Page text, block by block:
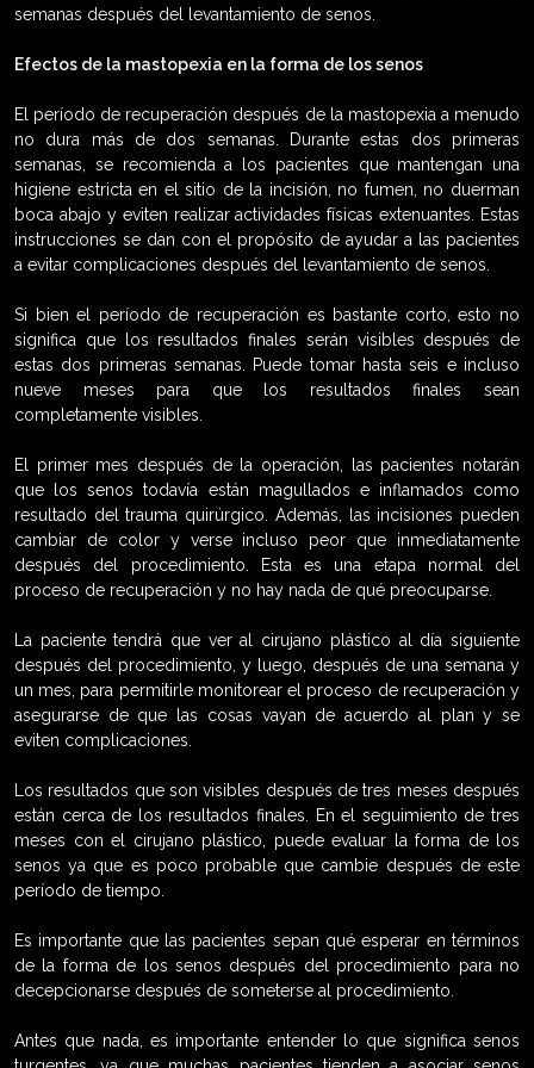
semanas después del levantamiento de senos.
Efectos de la mastopexia en la forma de los senos
El período de recuperación después de la mastopexia a menudo
no dura más de dos semanas. Durante estas dos primeras
semanas, se recomienda a los pacientes que mantengan una
higiene estricta en el sitio de la incisión, no fumen, no duerman
boca abajo y eviten realizar actividades físicas extenuantes. Estas
instrucciones se dan con el propósito de ayudar a las pacientes
a evitar complicaciones después del levantamiento de senos.
Si bien el período de recuperación es bastante corto, esto no
significa que los resultados finales serán visibles después de
estas dos primeras semanas. Puede tomar hasta seis e incluso
nueve meses para que los resultados finales sean
completamente visibles.
El primer mes después de la operación, las pacientes notarán
que los senos todavía están magullados e inflamados como
resultado del trauma quirúrgico. Además, las incisiones pueden
cambiar de color y verse incluso peor que inmediatamente
después del procedimiento. Esta es una etapa normal del
proceso de recuperación y no hay nada de qué preocuparse.
La paciente tendrá que ver al cirujano plástico al día siguiente
después del procedimiento, y luego, después de una semana y
un mes, para permitirle monitorear el proceso de recuperación y
asegurarse de que las cosas vayan de acuerdo al plan y se
eviten complicaciones.
Los resultados que son visibles después de tres meses después
están cerca de los resultados finales. En el seguimiento de tres
meses con el cirujano plástico, puede evaluar la forma de los
senos ya que es poco probable que cambie después de este
período de tiempo.
Es importante que las pacientes sepan qué esperar en términos
de la forma de los senos después del procedimiento para no
decepcionarse después de someterse al procedimiento.
Antes que nada, es importante entender lo que significa senos